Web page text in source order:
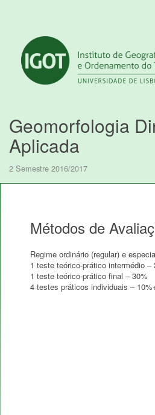
Geomorfologia
Aplicada
2 Semestre 2016/2017
Métodos de
Regime ordinário (regular) e
1 teste teórico-prático intermédio –
1 teste teórico-prático final – 30%
4 testes práticos individuais –